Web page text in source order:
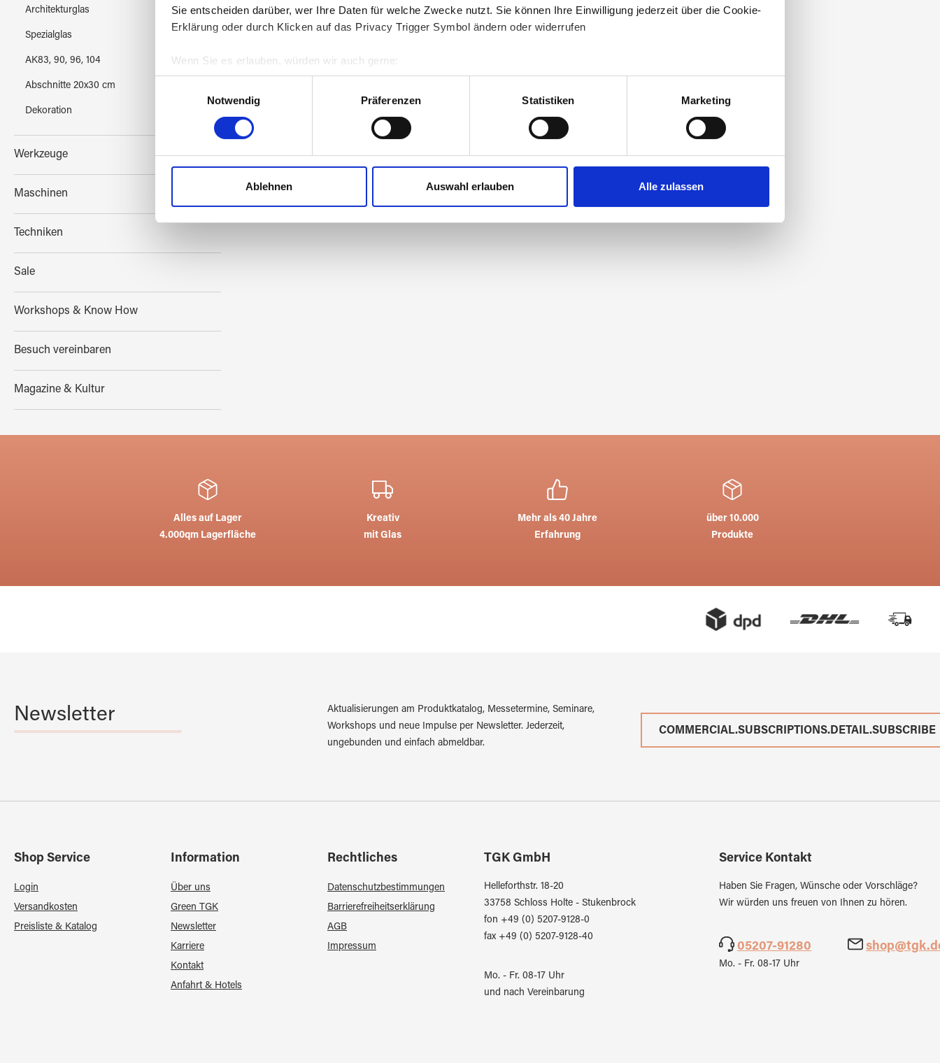
Sie entscheiden darüber, wer Ihre Daten für welche Zwecke nutzt. Sie können Ihre Einwilligung jederzeit über die Cookie-
Erklärung oder durch Klicken auf das Privacy Trigger Symbol ändern oder widerrufen
Wenn Sie es erlauben, würden wir auch gerne:
Informationen über Ihre geografische Lage erfassen, welche bis auf einige Meter genau sein können
Ihr Gerät durch aktives Scannen nach bestimmten Merkmalen (Fingerprinting) identifizieren
Erfahren Sie mehr darüber, wie Ihre persönlichen Daten verarbeitet werden, und legen Sie Ihre Präferenzen imAbschnitt
Einzelheitenfest.
Wir verwenden Cookies, um Inhalte und Anzeigen zu personalisieren, Funktionen für soziale Medien anbieten zu können
und die Zugriffe auf unsere Website zu analysieren. Außerdem geben wir Informationen zu Ihrer Verwendung unserer
Notwendig
Präferenzen Statistiken Marketing
Ablehnen Auswahl erlauben Alle zulassen
Architekturglas
Spezialglas
AK83, 90, 96, 104
Abschnitte 20x30 cm
Dekoration
Werkzeuge
Maschinen
Techniken
Sale
Workshops & Know How
Besuch vereinbaren
Magazine & Kultur
GRIP Emerald AK90
3532326
Alles auf Lager
4.000qm Lagerfläche
Kreativ
mit Glas
Mehr als 40 Jahre
Erfahrung
über 10.000
Produkte
Newsletter
Aktualisierungen am Produktkatalog, Messetermine, Seminare,
Workshops und neue Impulse per Newsletter. Jederzeit,
ungebunden und einfach abmeldbar.
COMMERCIAL.SUBSCRIPTIONS.DETAIL.SUBSCRIBE
Shop Service
Login
Versandkosten
Preisliste & Katalog
Information
Über uns
Green TGK
Newsletter
Karriere
Kontakt
Anfahrt & Hotels
Rechtliches
Datenschutzbestimmungen
Barrierefreiheitserklärung
AGB
Impressum
TGK GmbH
Helleforthstr. 18-20
33758 Schloss Holte - Stukenbrock
fon +49 (0) 5207-9128-0
fax +49 (0) 5207-9128-40
Mo. - Fr. 08-17 Uhr
und nach Vereinbarung
Service Kontakt
Haben Sie Fragen, Wünsche oder Vorschläge?
Wir würden uns freuen von Ihnen zu hören.
05207-91280
Mo. - Fr. 08-17 Uhr